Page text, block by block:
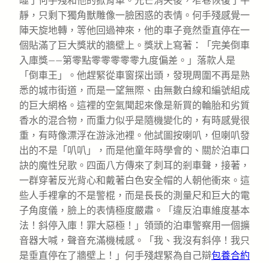
靜，只剩下獨角獸雕像一臉困惑的表情。何手殘感覺一
陣天旋地轉，等他回過神來，他的車子竟然垂直停在一
個貼滿了巨大獎狀的牆壁上。獎狀上寫著：「完美倒車
入庫獎——第零點零零零零零九度偏差。」落款人是
「倒車王」。他趕緊從車窗探出頭，發現周圍不再是熟
悉的城市街道，而是一望無際、由無數白線和編號組成
的巨大網格。這裡的空氣聞起來像是新買的輪胎和劣質
香水的混合物，而重力似乎是隨機變化的，有時感覺很
重，有時像漂浮在游泳池裡。他試圖按喇叭，但喇叭發
出的不是「叭叭」，而是他童年時學會的、關於泊車口
訣的魔性兒歌。四面八方傳來了刺耳的剎車聲，接著，
一群穿著反光背心和戴著白色安全帽的人朝他衝來。這
些人手裡拿的不是警棍，而是長長的測量尺和巨大的電
子角度儀，臉上的表情極度嚴肅。「違反泊車維度基本
法！斜停入庫！罪大惡極！」領頭的泊車警察用一個擴
音器大喊，聲音充滿機械感。「我、我沒有斜停！我只
是垂直停在了牆壁上！」何手殘趕緊為自己辯包養合約